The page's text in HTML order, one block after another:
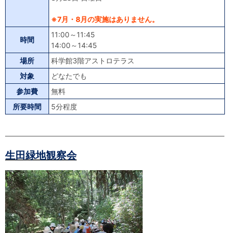
※7月・8月の実施はありません。
時間
11:00～11:45
14:00～14:45
場所
科学館3階アストロテラス
対象
どなたでも
参加費
無料
所要時間
5分程度
生田緑地観察会